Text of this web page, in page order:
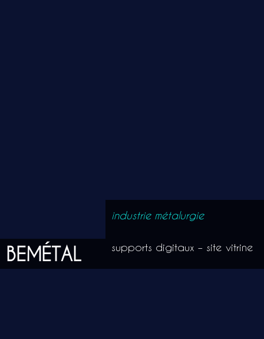
BEMÉTAL
industrie métalurgie
supports digitaux – site vitrine